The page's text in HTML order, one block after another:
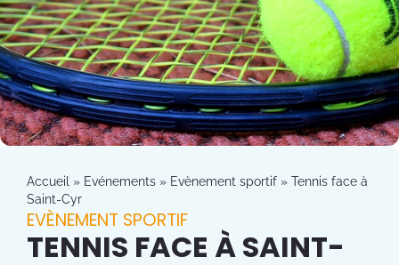
Accueil » Evénements » Evènement sportif » Tennis face à
Saint-Cyr
EVÈNEMENT SPORTIF
TENNIS FACE À SAINT-